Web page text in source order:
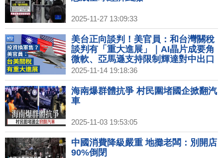
2025-11-27 13:09:33
美台正向談判！美官員：和台灣關稅
談判有「重大進展」｜AI晶片成要角
微軟、亞馬遜支持限制輝達對中出口
｜暗示貨幣鬆綁？經濟學人：台幣遭
低估居全球之冠｜中國經濟難掩疲弱
固定投資放緩、房地產危機加劇
2025-11-14 19:18:36
海南爆群體抗爭 村民圍堵國企掀翻汽
車
2025-11-03 19:53:05
中國消費降級嚴重 地攤老闆：別開店
90%倒閉